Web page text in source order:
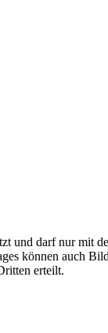
und darf nur mit
können auch
erteilt.